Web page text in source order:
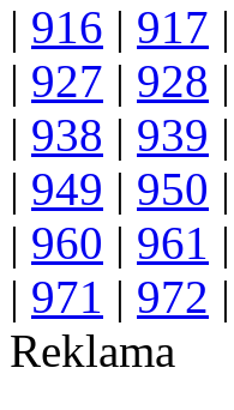
| 916 | 917 |
| 927 | 928 |
| 938 | 939 |
| 949 | 950 |
| 960 | 961 |
| 971 | 972 |
Reklama